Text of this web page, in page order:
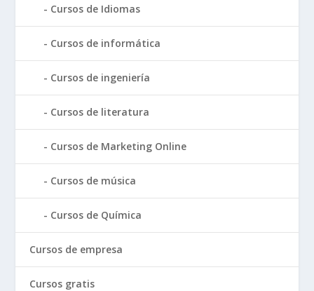
Cursos de Idiomas
Cursos de informática
Cursos de ingeniería
Cursos de literatura
Cursos de Marketing Online
Cursos de música
Cursos de Química
Cursos de empresa
Cursos gratis